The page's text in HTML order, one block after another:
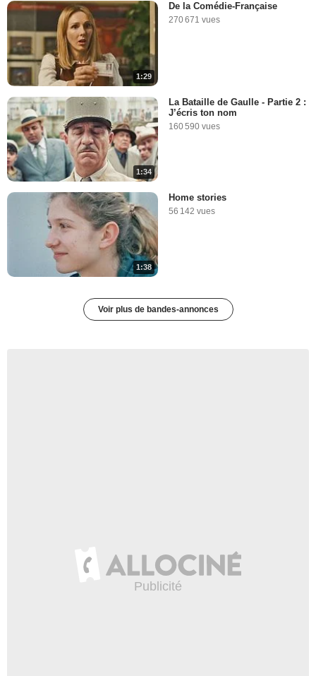
1:29
De la Comédie-Française
270 671 vues
1:34
La Bataille de Gaulle - Partie 2 :
J’écris ton nom
160 590 vues
1:38
Home stories
56 142 vues
Voir plus de bandes-annonces